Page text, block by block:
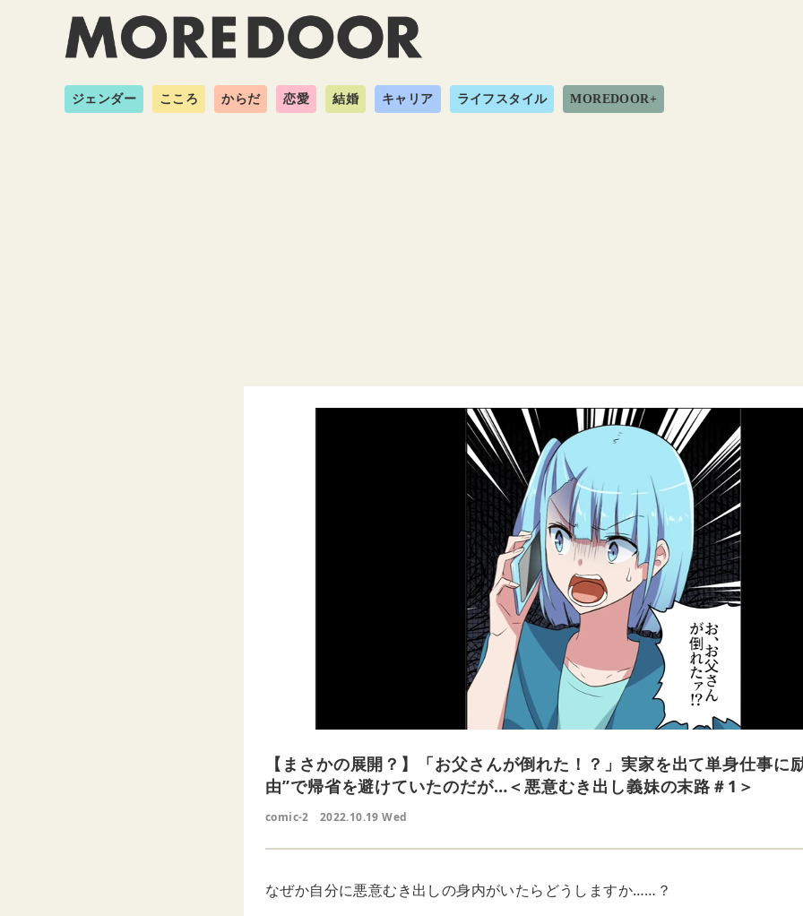
ジェンダー こころ からだ 恋愛 結婚 キャリア ライフスタイル MOREDOOR+
【まさかの展開？】「お父さんが倒れた！？」実家を出て単身仕事に
由”で帰省を避けていたのだが…＜悪意むき出し義妹の末路＃1＞
comic-2 2022.10.19 Wed
なぜか自分に悪意むき出しの身内がいたらどうしますか……？